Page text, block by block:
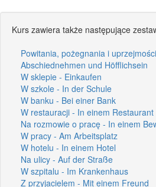
Kurs zawiera także następujące
Powitania, pożegnania i
Abschiednehmen und Höfflichsein
W sklepie - Einkaufen
W szkole - In der Schule
W banku - Bei einer Bank
W restauracji - In einem Restaurant
Na rozmowie o pracę - In einem
W pracy - Am Arbeitsplatz
W hotelu - In einem Hotel
Na ulicy - Auf der Straße
W szpitalu - Im Krankenhaus
Z przyjacielem - Mit einem Freund